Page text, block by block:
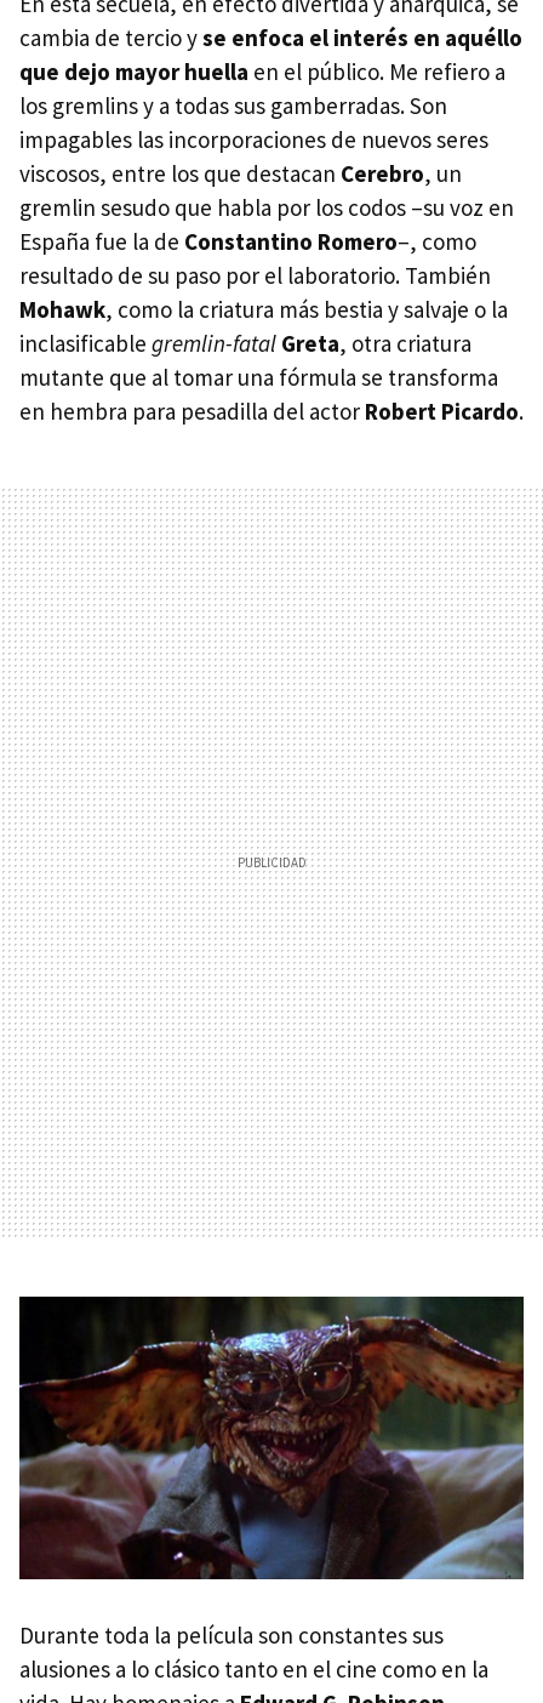
cambia de tercio yse enfoca el interés en aquéllo
que dejo mayor huella en el público. Me refiero a
los gremlins y a todas sus gamberradas. Son
impagables las incorporaciones de nuevos seres
viscosos, entre los que destacan Cerebro, un
gremlin sesudo que habla por los codos –su voz en
España fue la de Constantino Romero–, como
resultado de su paso por el laboratorio. También
Mohawk, como la criatura más bestia y salvaje o la
inclasificable gremlin-fatal Greta, otra criatura
mutante que al tomar una fórmula se transforma
en hembra para pesadilla del actor Robert Picardo.
Durante toda la película son constantes sus
alusiones a lo clásico tanto en el cine como en la